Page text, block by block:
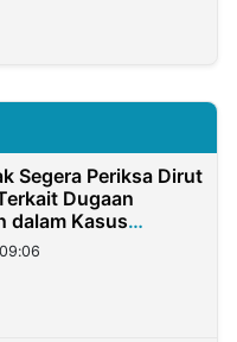
Segera Periksa Dirut
Dugaan
dalam Kasus
Nasabah Rp2,58